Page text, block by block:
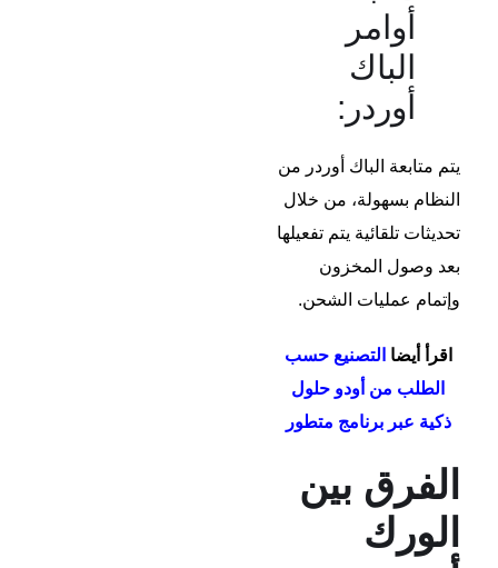
أوامر
الباك
أوردر:
يتم متابعة الباك أوردر من
النظام بسهولة، من خلال
تحديثات تلقائية يتم تفعيلها
بعد وصول المخزون
وإتمام عمليات الشحن.
اقرأ أيضا التصنيع حسب
الطلب من أودو حلول
ذكية عبر برنامج متطور
الفرق بين
الورك